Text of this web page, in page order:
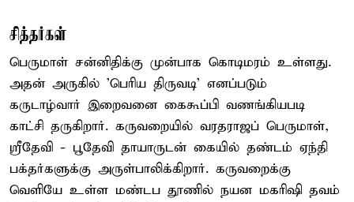
சித்தர்கள்
பெருமாள் சன்னிதிக்கு முன்பாக கொடிமரம் உள்ளது.
அதன் அருகில் 'பெரிய திருவடி' எனப்படும்
கருடாழ்வார் இறைவனை கைகூப்பி வணங்கியபடி
காட்சி தருகிறார். கருவறையில் வரதராஜப் பெருமாள்,
ஸ்ரீதேவி - பூதேவி தாயாருடன் கையில் தண்டம் ஏந்தி
பக்தர்களுக்கு அருள்பாலிக்கிறார். கருவறைக்கு
வெளியே உள்ள மண்டப தூணில் நயன மகரிஷி தவம்